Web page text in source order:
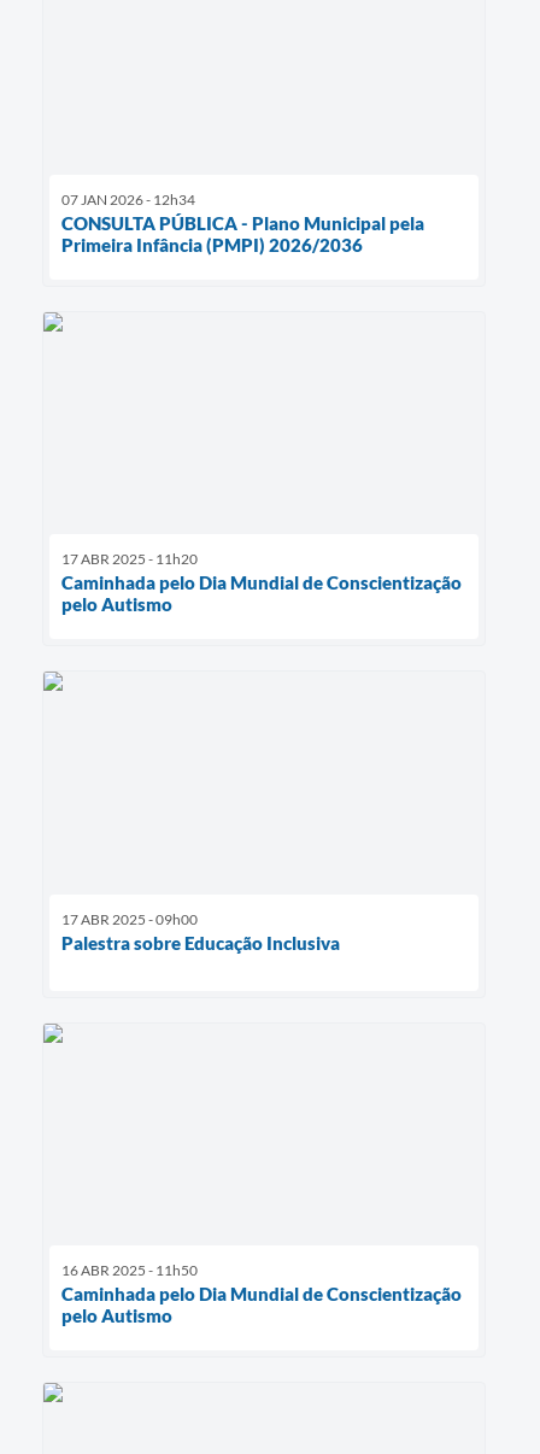
07 JAN 2026 - 12h34
CONSULTA PÚBLICA - Plano Municipal pela
Primeira Infância (PMPI) 2026/2036
17 ABR 2025 - 11h20
Caminhada pelo Dia Mundial de Conscientização
pelo Autismo
17 ABR 2025 - 09h00
Palestra sobre Educação Inclusiva
16 ABR 2025 - 11h50
Caminhada pelo Dia Mundial de Conscientização
pelo Autismo